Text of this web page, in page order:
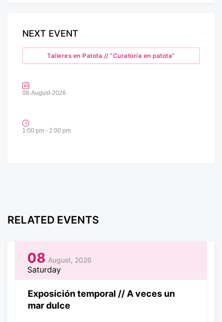
NEXT EVENT
Talleres en Patota // “Curatoría en patota”
08-August-2026
1:00 pm - 2:00 pm
RELATED EVENTS
08 August, 2026
Saturday
Exposición temporal // A veces un
mar dulce